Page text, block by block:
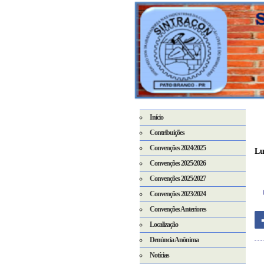
Início
Contribuições
Convenções 2024/2025
Convenções 2025/2026
Convenções 2025/2027
Convenções 2023/2024
Convenções Anteriores
Localização
Denúncia Anônima
Notícias